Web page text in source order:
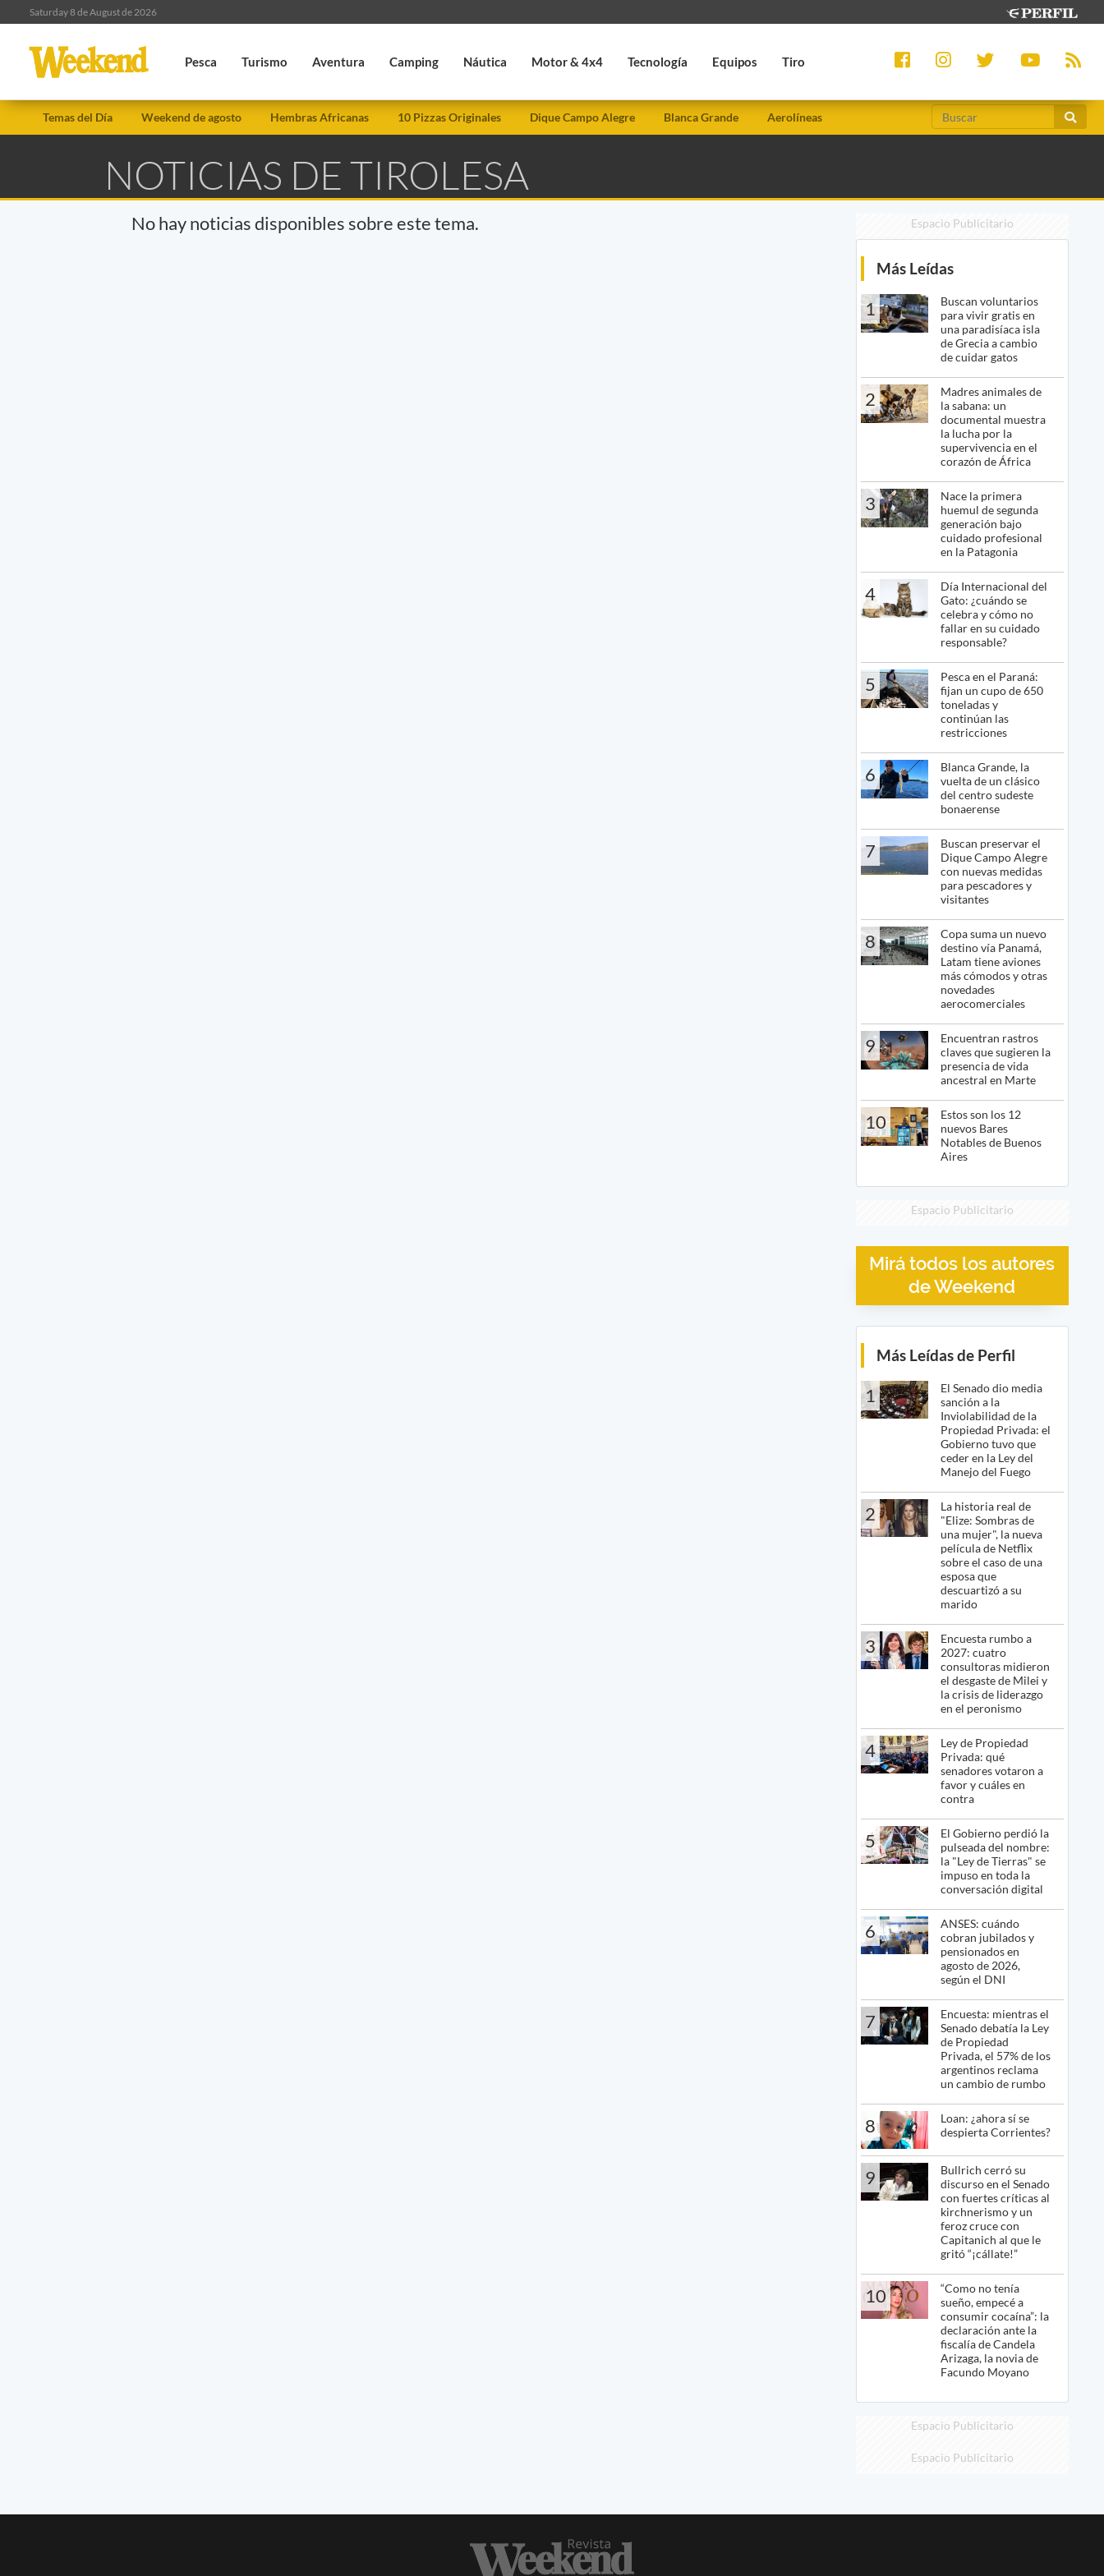
Saturday 8 de August de 2026
Pesca Turismo Aventura Camping Náutica Motor & 4x4 Tecnología Equipos Tiro
Temas del Día Weekend de agosto Hembras Africanas 10 Pizzas Originales Dique Campo Alegre Blanca Grande Aerolíneas
NOTICIAS DE TIROLESA
No hay noticias disponibles sobre este tema. Espacio Publicitario
Más Leídas
1
Buscan voluntarios
para vivir gratis en
una paradisíaca isla
de Grecia a cambio
de cuidar gatos
2
Madres animales de
la sabana: un
documental muestra
la lucha por la
supervivencia en el
corazón de África
3
Nace la primera
huemul de segunda
generación bajo
cuidado profesional
en la Patagonia
4
Día Internacional del
Gato: ¿cuándo se
celebra y cómo no
fallar en su cuidado
responsable?
5
Pesca en el Paraná:
fijan un cupo de 650
toneladas y
continúan las
restricciones
6
Blanca Grande, la
vuelta de un clásico
del centro sudeste
bonaerense
7
Buscan preservar el
Dique Campo Alegre
con nuevas medidas
para pescadores y
visitantes
8
Copa suma un nuevo
destino vía Panamá,
Latam tiene aviones
más cómodos y otras
novedades
aerocomerciales
9
Encuentran rastros
claves que sugieren la
presencia de vida
ancestral en Marte
10
Estos son los 12
nuevos Bares
Notables de Buenos
Aires
Espacio Publicitario
Mirá todos los autores
de Weekend
Más Leídas de Perfil
1
El Senado dio media
sanción a la
Inviolabilidad de la
Propiedad Privada: el
Gobierno tuvo que
ceder en la Ley del
Manejo del Fuego
2
La historia real de
"Elize: Sombras de
una mujer", la nueva
película de Netflix
sobre el caso de una
esposa que
descuartizó a su
marido
3
Encuesta rumbo a
2027: cuatro
consultoras midieron
el desgaste de Milei y
la crisis de liderazgo
en el peronismo
4
Ley de Propiedad
Privada: qué
senadores votaron a
favor y cuáles en
contra
5
El Gobierno perdió la
pulseada del nombre:
la "Ley de Tierras" se
impuso en toda la
conversación digital
6
ANSES: cuándo
cobran jubilados y
pensionados en
agosto de 2026,
según el DNI
7
Encuesta: mientras el
Senado debatía la Ley
de Propiedad
Privada, el 57% de los
argentinos reclama
un cambio de rumbo
8
Loan: ¿ahora sí se
despierta Corrientes?
9
Bullrich cerró su
discurso en el Senado
con fuertes críticas al
kirchnerismo y un
feroz cruce con
Capitanich al que le
gritó “¡cállate!”
10
“Como no tenía
sueño, empecé a
consumir cocaína”: la
declaración ante la
fiscalía de Candela
Arizaga, la novia de
Facundo Moyano
Espacio Publicitario
Espacio Publicitario